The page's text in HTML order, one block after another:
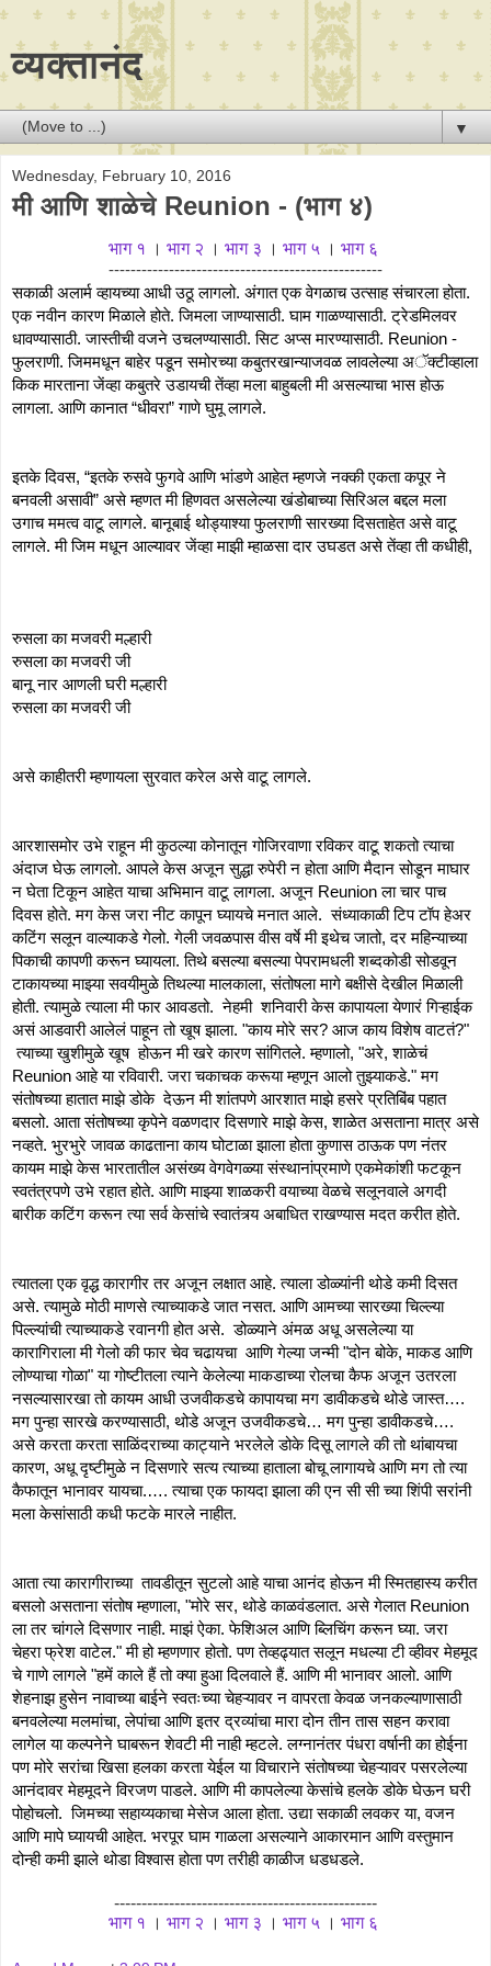
व्यक्तानंद
▼
Wednesday, February 10, 2016
मी आणि शाळेचे Reunion - (भाग ४)
भाग १ । भाग २ । भाग ३ । भाग ५ । भाग ६
--------------------------------------------------
सकाळी अलार्म व्हायच्या आधी उठू लागलो. अंगात एक वेगळाच उत्साह संचारला होता.
एक नवीन कारण मिळाले होते. जिमला जाण्यासाठी. घाम गाळण्यासाठी. ट्रेडमिलवर
धावण्यासाठी. जास्तीची वजने उचलण्यासाठी. सिट अप्स मारण्यासाठी. Reunion -
फुलराणी. जिममधून बाहेर पडून समोरच्या कबुतरखान्याजवळ लावलेल्या अॅक्टीव्हाला
किक मारताना जेंव्हा कबुतरे उडायची तेंव्हा मला बाहुबली मी असल्याचा भास होऊ
लागला. आणि कानात “धीवरा” गाणे घुमू लागले.
इतके दिवस, “इतके रुसवे फुगवे आणि भांडणे आहेत म्हणजे नक्की एकता कपूर ने
बनवली असावी” असे म्हणत मी हिणवत असलेल्या खंडोबाच्या सिरिअल बद्दल मला
उगाच ममत्व वाटू लागले. बानूबाई थोड्याश्या फुलराणी सारख्या दिसताहेत असे वाटू
लागले. मी जिम मधून आल्यावर जेंव्हा माझी म्हाळसा दार उघडत असे तेंव्हा ती कधीही,
रुसला का मजवरी मल्हारी
रुसला का मजवरी जी
बानू नार आणली घरी मल्हारी
रुसला का मजवरी जी
असे काहीतरी म्हणायला सुरवात करेल असे वाटू लागले.
आरशासमोर उभे राहून मी कुठल्या कोनातून गोजिरवाणा रविकर वाटू शकतो त्याचा
अंदाज घेऊ लागलो. आपले केस अजून सुद्धा रुपेरी न होता आणि मैदान सोडून माघार
न घेता टिकून आहेत याचा अभिमान वाटू लागला. अजून Reunion ला चार पाच
दिवस होते. मग केस जरा नीट कापून घ्यायचे मनात आले.  संध्याकाळी टिप टॉप हेअर
कटिंग सलून वाल्याकडे गेलो. गेली जवळपास वीस वर्षे मी इथेच जातो, दर महिन्याच्या
पिकाची कापणी करून घ्यायला. तिथे बसल्या बसल्या पेपरामधली शब्दकोडी सोडवून
टाकायच्या माझ्या सवयीमुळे तिथल्या मालकाला, संतोषला मागे बक्षीसे देखील मिळाली
होती. त्यामुळे त्याला मी फार आवडतो.  नेहमी  शनिवारी केस कापायला येणारं गिऱ्हाईक
असं आडवारी आलेलं पाहून तो खूष झाला. "काय मोरे सर? आज काय विशेष वाटतं?"
त्याच्या खुशीमुळे खूष  होऊन मी खरे कारण सांगितले. म्हणालो, "अरे, शाळेचं
Reunion आहे या रविवारी. जरा चकाचक करूया म्हणून आलो तुझ्याकडे." मग
संतोषच्या हातात माझे डोके  देऊन मी शांतपणे आरशात माझे हसरे प्रतिबिंब पहात
बसलो. आता संतोषच्या कृपेने वळणदार दिसणारे माझे केस, शाळेत असताना मात्र असे
नव्हते. भुरभुरे जावळ काढताना काय घोटाळा झाला होता कुणास ठाऊक पण नंतर
कायम माझे केस भारतातील असंख्य वेगवेगळ्या संस्थानांप्रमाणे एकमेकांशी फटकून
स्वतंत्रपणे उभे रहात होते. आणि माझ्या शाळकरी वयाच्या वेळचे सलूनवाले अगदी
बारीक कटिंग करून त्या सर्व केसांचे स्वातंत्र्य अबाधित राखण्यास मदत करीत होते.
त्यातला एक वृद्ध कारागीर तर अजून लक्षात आहे. त्याला डोळ्यांनी थोडे कमी दिसत
असे. त्यामुळे मोठी माणसे त्याच्याकडे जात नसत. आणि आमच्या सारख्या चिल्ल्या
पिल्ल्यांची त्याच्याकडे रवानगी होत असे.  डोळ्याने अंमळ अधू असलेल्या या
कारागिराला मी गेलो की फार चेव चढायचा  आणि गेल्या जन्मी "दोन बोके, माकड आणि
लोण्याचा गोळा" या गोष्टीतला त्याने केलेल्या माकडाच्या रोलचा कैफ अजून उतरला
नसल्यासारखा तो कायम आधी उजवीकडचे कापायचा मग डावीकडचे थोडे जास्त….
मग पुन्हा सारखे करण्यासाठी, थोडे अजून उजवीकडचे… मग पुन्हा डावीकडचे….
असे करता करता साळिंदराच्या काट्याने भरलेले डोके दिसू लागले की तो थांबायचा
कारण, अधू दृष्टीमुळे न दिसणारे सत्य त्याच्या हाताला बोचू लागायचे आणि मग तो त्या
कैफातून भानावर यायचा.…. त्याचा एक फायदा झाला की एन सी सी च्या शिंपी सरांनी
मला केसांसाठी कधी फटके मारले नाहीत.
आता त्या कारागीराच्या  तावडीतून सुटलो आहे याचा आनंद होऊन मी स्मितहास्य करीत
बसलो असताना संतोष म्हणाला, "मोरे सर, थोडे काळवंडलात. असे गेलात Reunion
ला तर चांगले दिसणार नाही. माझं ऐका. फेशिअल आणि ब्लिचिंग करून घ्या. जरा
चेहरा फ्रेश वाटेल." मी हो म्हणणार होतो. पण तेव्हढ्यात सलून मधल्या टी व्हीवर मेहमूद
चे गाणे लागले "हमें काले हैं तो क्या हुआ दिलवाले हैं. आणि मी भानावर आलो. आणि
शेहनाझ हुसेन नावाच्या बाईने स्वतःच्या चेहऱ्यावर न वापरता केवळ जनकल्याणासाठी
बनवलेल्या मलमांचा, लेपांचा आणि इतर द्रव्यांचा मारा दोन तीन तास सहन करावा
लागेल या कल्पनेने घाबरून शेवटी मी नाही म्हटले. लग्नानंतर पंधरा वर्षानी का होईना
पण मोरे सरांचा खिसा हलका करता येईल या विचाराने संतोषच्या चेहऱ्यावर पसरलेल्या
आनंदावर मेहमूदने विरजण पाडले. आणि मी कापलेल्या केसांचे हलके डोके घेऊन घरी
पोहोचलो.  जिमच्या सहाय्यकाचा मेसेज आला होता. उद्या सकाळी लवकर या, वजन
आणि मापे घ्यायची आहेत. भरपूर घाम गाळला असल्याने आकारमान आणि वस्तुमान
दोन्ही कमी झाले थोडा विश्वास होता पण तरीही काळीज धडधडले.
------------------------------------------------
भाग १
। भाग २ । भाग ३ । भाग ५ । भाग ६